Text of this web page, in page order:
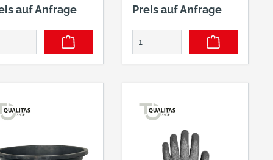
robusten
in
H07RN-F 3G1,5
eine Länge von 40
anspruchsvollen
auf Anfrage
Kunststoffbox
Preis auf Anfrage